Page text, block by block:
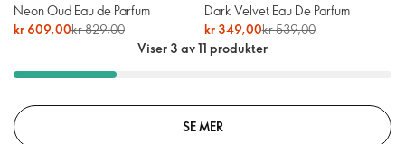
Neon Oud Eau de Parfum
kr 609,00kr 829,00
Dark Velvet Eau De Parfum
kr 349,00kr 539,00
Viser 3 av 11 produkter
SE MER